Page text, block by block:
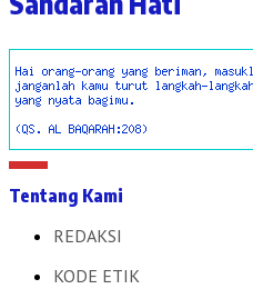
Tentang Kami
REDAKSI
KODE ETIK